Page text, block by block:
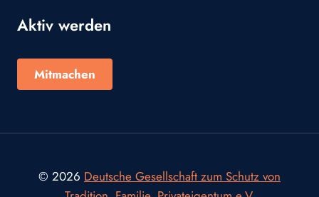
Aktiv werden
Mitmachen
© 2026 Deutsche Gesellschaft zum Schutz von